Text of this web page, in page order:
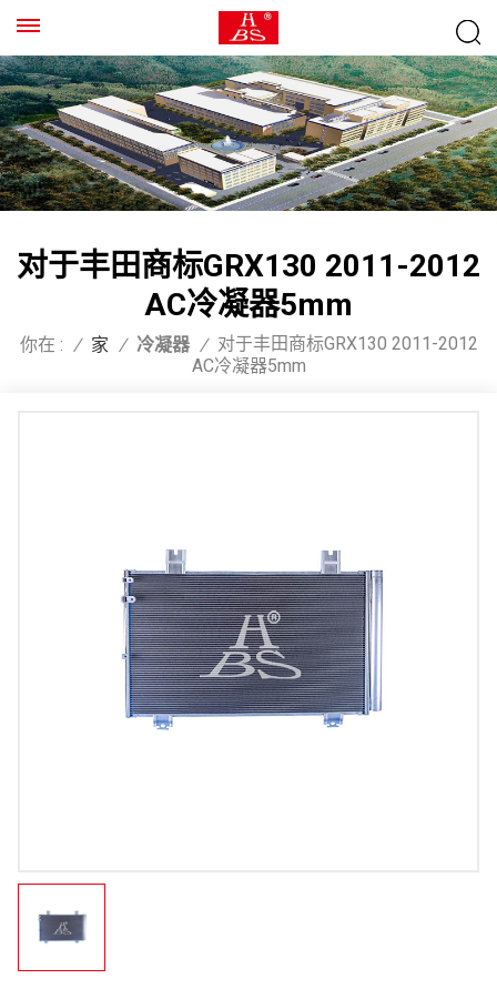
对于丰田商标GRX130 2011-2012
AC冷凝器5mm
你在 : / 家 / 冷凝器 / 对于丰田商标GRX130 2011-2012
AC冷凝器5mm